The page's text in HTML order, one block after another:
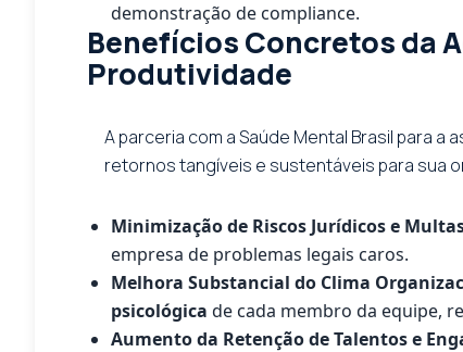
demonstração de compliance.
Benefícios Concretos da
Produtividade
A parceria com a Saúde Mental Brasil para
retornos tangíveis e sustentáveis para sua
Minimização de Riscos Jurídicos e
empresa de problemas legais caros.
Melhora Substancial do Clima
psicológica de cada membro da equipe,
Aumento da Retenção de Talentos e